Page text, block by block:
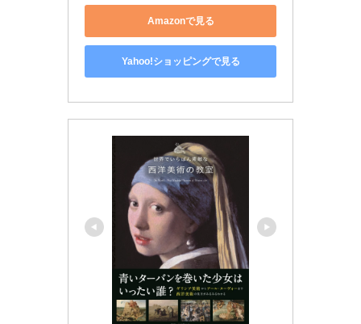
Amazonで見る
Yahoo!ショッピングで見る